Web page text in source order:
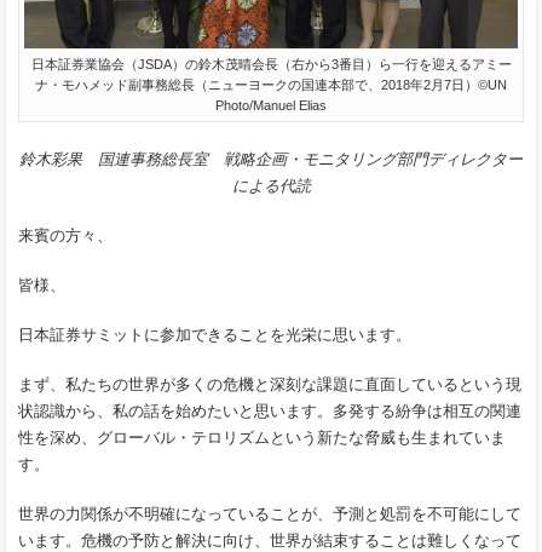
日本証券業協会（JSDA）の鈴木茂晴会長（右から3番目）ら一行を迎えるアミー
ナ・モハメッド副事務総長（ニューヨークの国連本部で、2018年2月7日）©UN
Photo/Manuel Elias
鈴木彩果 国連事務総長室 戦略企画・モニタリング部門ディレクター
による代読
来賓の方々、
皆様、
日本証券サミットに参加できることを光栄に思います。
まず、私たちの世界が多くの危機と深刻な課題に直面しているという現
状認識から、私の話を始めたいと思います。多発する紛争は相互の関連
性を深め、グローバル・テロリズムという新たな脅威も生まれていま
す。
世界の力関係が不明確になっていることが、予測と処罰を不可能にして
います。危機の予防と解決に向け、世界が結束することは難しくなって